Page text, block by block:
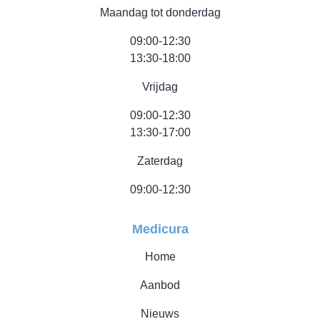
Maandag tot donderdag
09:00-12:30
13:30-18:00
Vrijdag
09:00-12:30
13:30-17:00
Zaterdag
09:00-12:30
Medicura
Home
Aanbod
Nieuws